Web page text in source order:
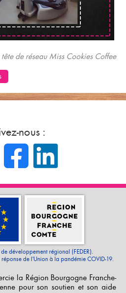
tête de réseau Miss Cookies Coffee
nous :
la Région Bourgogne Franche-
pour son soutien et son aide
développement régional (FEDER).
de l'Union à la pandémie COVID-19.